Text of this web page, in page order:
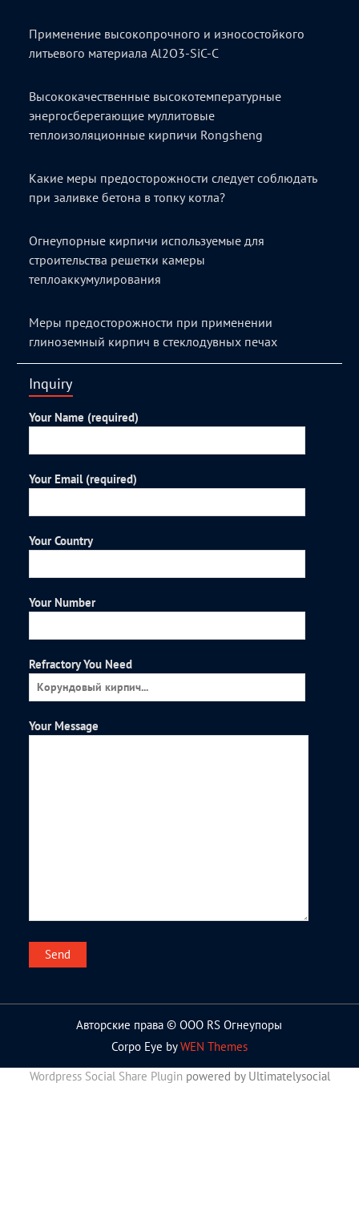
Применение высокопрочного и износостойкого
литьевого материала Al2O3-SiC-C
Высококачественные высокотемпературные
энергосберегающие муллитовые
теплоизоляционные кирпичи Rongsheng
Какие меры предосторожности следует соблюдать
при заливке бетона в топку котла?
Огнеупорные кирпичи используемые для
строительства решетки камеры
теплоаккумулирования
Меры предосторожности при применении
глиноземный кирпич в стеклодувных печах
Inquiry
Your Name (required)
Your Email (required)
Your Country
Your Number
Refractory You Need
Your Message
Авторские права © ООО RS Огнеупоры
Corpo Eye byWEN Themes
Wordpress Social Share Plugin powered by Ultimatelysocial